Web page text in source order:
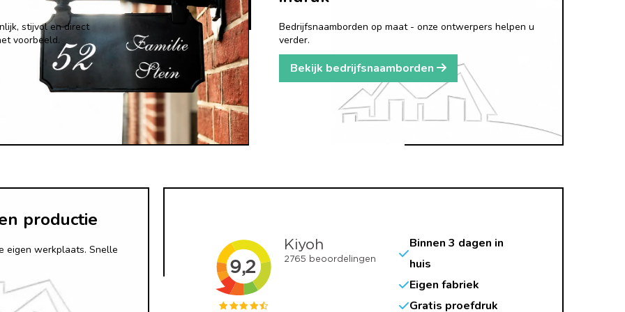
stijvol en direct
voorbeeld.
Bedrijfsnaamborden op maat - onze ontwerpers helpen u
verder.
Bekijk bedrijfsnaamborden
productie
eigen werkplaats. Snelle
Binnen 3 dagen in
huis
Eigen fabriek
Gratis proefdruk